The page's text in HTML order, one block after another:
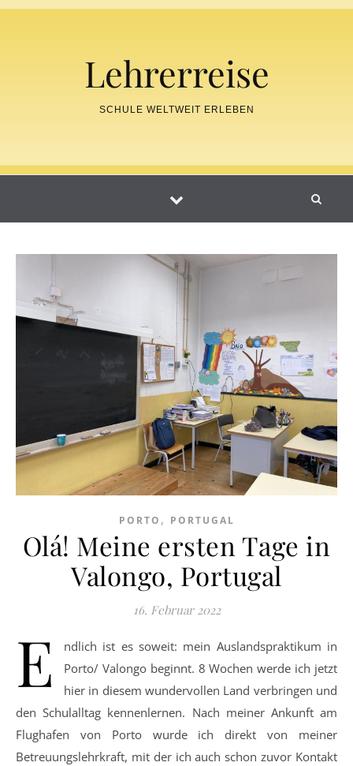
Skip to content
Lehrerreise
SCHULE WELTWEIT ERLEBEN
PORTO , PORTUGAL
Olá! Meine ersten Tage in
Valongo, Portugal
16. Februar 2022
E
ndlich ist es soweit: mein Auslandspraktikum in
Porto/ Valongo beginnt. 8 Wochen werde ich jetzt
hier in diesem wundervollen Land verbringen und
den Schulalltag kennenlernen. Nach meiner Ankunft am
Flughafen von Porto wurde ich direkt von meiner
Betreuungslehrkraft, mit der ich auch schon zuvor Kontakt